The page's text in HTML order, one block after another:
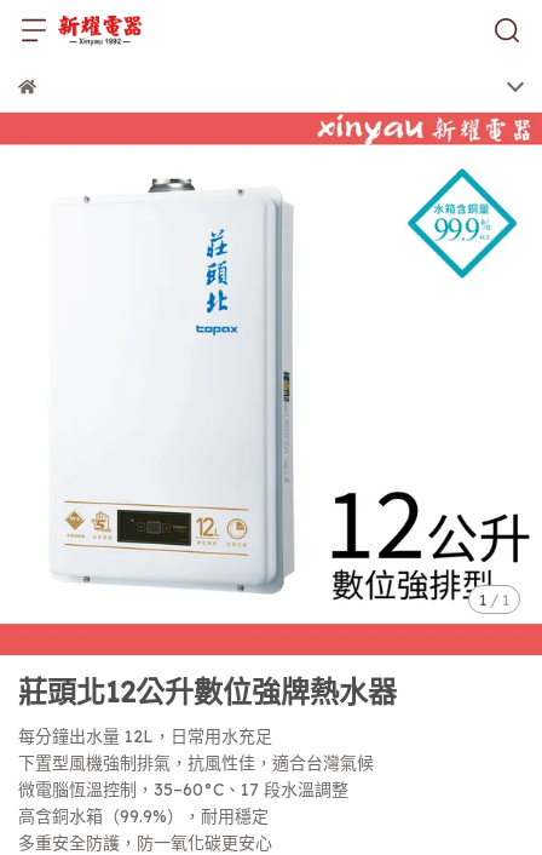
1 / 1
莊頭北12公升數位強牌熱水器
每分鐘出水量 12L，日常用水充足
下置型風機強制排氣，抗風性佳，適合台灣氣候
微電腦恆溫控制，35–60°C、17 段水溫調整
高含銅水箱（99.9%），耐用穩定
多重安全防護，防一氧化碳更安心